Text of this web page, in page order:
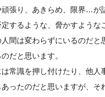
張り、あきらめ、限界…が
するような、脅かすような
間は変わらずにいるのだと
だと思います。
常識を押し付けたり、他人
ったのだと思いますが、そ